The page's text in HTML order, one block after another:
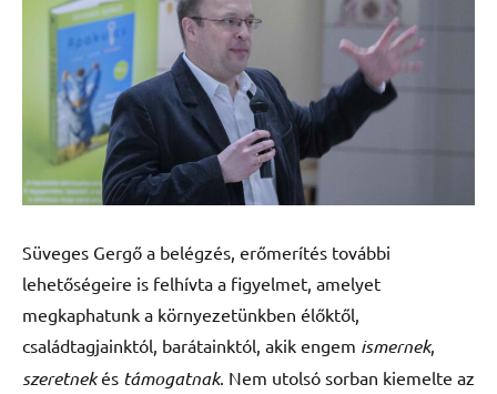
Süveges Gergő a belégzés, erőmerítés további
lehetőségeire is felhívta a figyelmet, amelyet
megkaphatunk a környezetünkben élőktől,
családtagjainktól, barátainktól, akik engem ismernek,
szeretnekés támogatnak. Nem utolsó sorban kiemelte az